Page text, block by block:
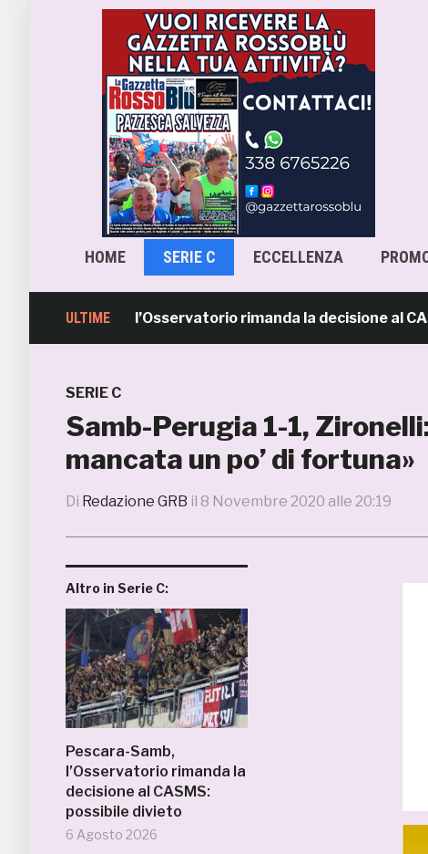
HOME SERIE C ECCELLENZA
ULTIME
Samb, l’Osservatorio rimanda la decisione al
SERIE C
Samb-Perugia 1-1,
mancata un po’ di fortuna»
Di Redazione GRB il 8 Novembre 2020 alle 20:19
Altro in Serie C:
Pescara-Samb,
l’Osservatorio rimanda la
decisione al CASMS:
possibile divieto
6 Agosto 2026